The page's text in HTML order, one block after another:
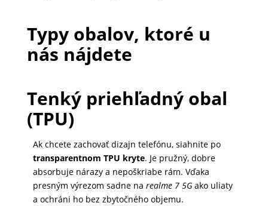
POPSOCKETY
PRÍSLUŠENSTVO
Typy obalov, ktoré u
nás nájdete
Tenký priehľadný obal
(TPU)
Ak chcete zachovať dizajn telefónu, siahnite po
transparentnom TPU kryte. Je pružný, dobre
absorbuje nárazy a nepoškriabe rám. Vďaka
presným výrezom sadne na realme 7 5Gako uliaty
a ochráni ho bez zbytočného objemu.